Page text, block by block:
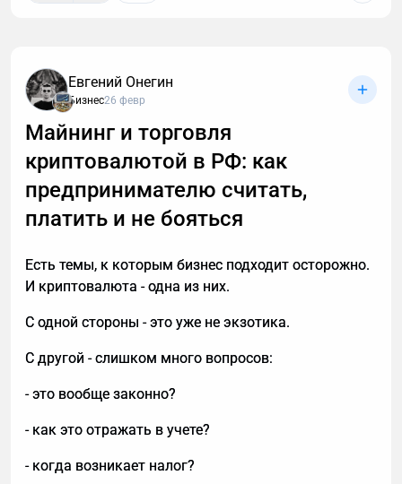
интересны кредиты, консультации и прочие услуги.
Если вы тревожитесь упустить действительно
важный разговор, например, ждете курьера, то я
расскажу, почему стоит делегировать телефонные
звонки мне.
Евгений Онегин
Бизнес26 февр
Майнинг и торговля
криптовалютой в РФ: как
предпринимателю считать,
платить и не бояться
Есть темы, к которым бизнес подходит осторожно.
И криптовалюта - одна из них.
С одной стороны - это уже не экзотика.
С другой - слишком много вопросов:
- это вообще законно?
- как это отражать в учете?
- когда возникает налог?